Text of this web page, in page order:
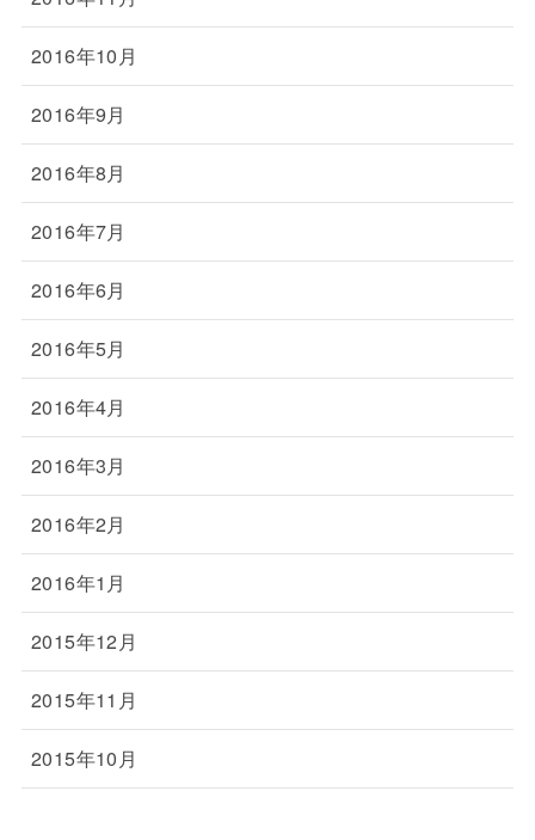
2016年10月
2016年9月
2016年8月
2016年7月
2016年6月
2016年5月
2016年4月
2016年3月
2016年2月
2016年1月
2015年12月
2015年11月
2015年10月